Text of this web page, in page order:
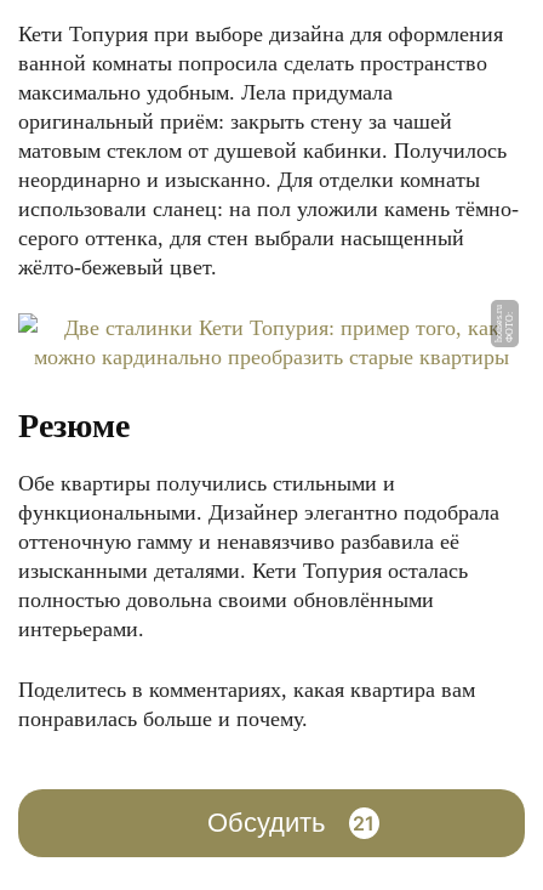
ФОТО: remkasam.ru
Кети Топурия при выборе дизайна для оформления
ванной комнаты попросила сделать пространство
максимально удобным. Лела придумала
оригинальный приём: закрыть стену за чашей
матовым стеклом от душевой кабинки. Получилось
неординарно и изысканно. Для отделки комнаты
использовали сланец: на пол уложили камень тёмно-
серого оттенка, для стен выбрали насыщенный
жёлто-бежевый цвет.
Ф
О
Т
О:
h
o
u
s
e
s.
r
u
Резюме
Обе квартиры получились стильными и
функциональными. Дизайнер элегантно подобрала
оттеночную гамму и ненавязчиво разбавила её
изысканными деталями. Кети Топурия осталась
полностью довольна своими обновлёнными
интерьерами.
Поделитесь в комментариях, какая квартира вам
понравилась больше и почему.
Обсудить 21